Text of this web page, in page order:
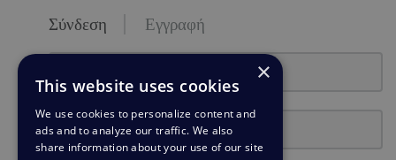
Σύνδεση Εγγραφή
Κωδικός πρόσβασης
×
This website uses cookies
We use cookies to personalize content and
ads and to analyze our traffic. We also
share information about your use of our site